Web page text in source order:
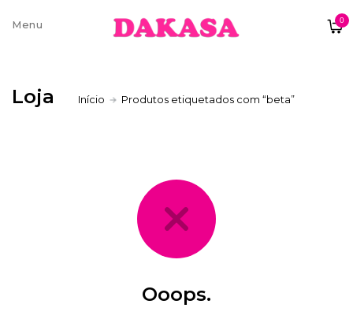
0
Sobre nós
Pagamentos e Envios
Loja Início Produtos etiquetados com “beta”
Ooops.